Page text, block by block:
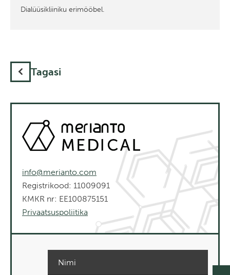
Dialüüsikliiniku erimööbel.
Tagasi
info@merianto.com
Registrikood: 11009091
KMKR nr: EE100875151
Privaatsuspoliitika